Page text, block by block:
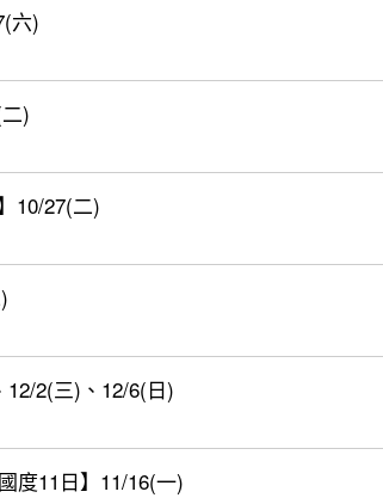
六)
)
10/27(二)
2(三)、12/6(日)
度11日】11/16(一)